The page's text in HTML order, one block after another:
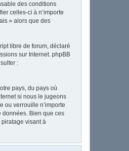
des conditions
celles-ci à n’importe
» alors que des
libre de forum, déclaré
sur Internet. phpBB
:
pays, du pays où
si nous le jugeons
ou verrouille n’importe
données. Bien que ces
visant à